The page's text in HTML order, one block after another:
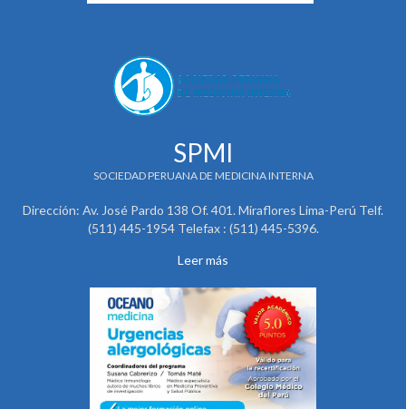
SPMI
SOCIEDAD PERUANA DE MEDICINA INTERNA
Dirección: Av. José Pardo 138 Of. 401. Miraflores Lima-Perú Telf.
(511) 445-1954 Telefax : (511) 445-5396.
Leer más